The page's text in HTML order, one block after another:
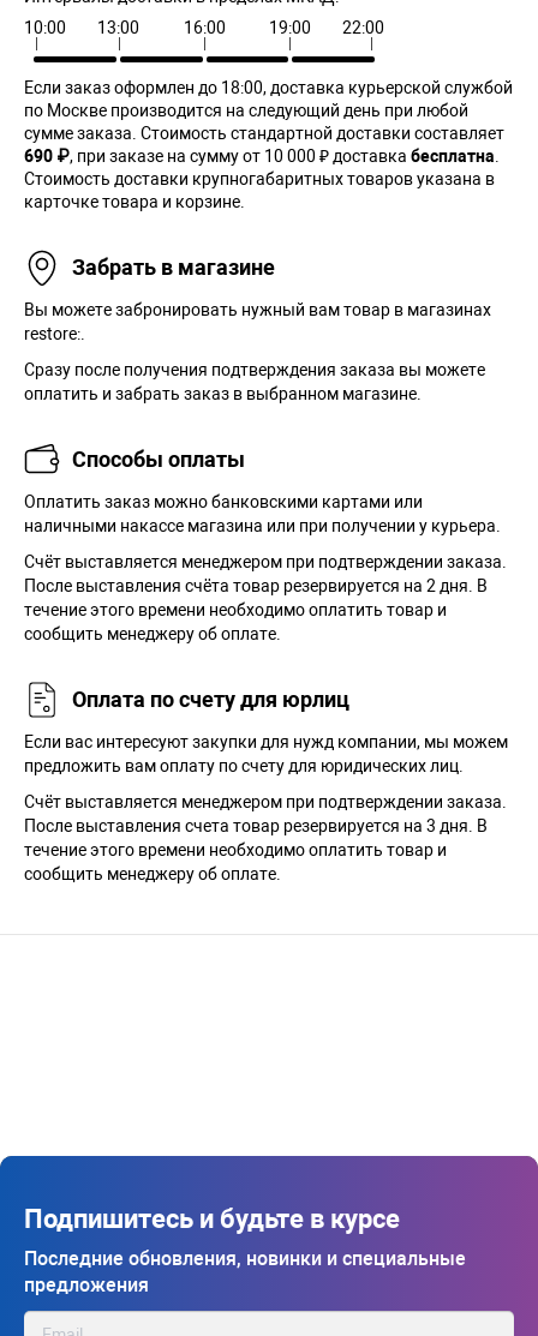
10:00
13:00 16:00 19:00 22:00
Если заказ оформлен до 18:00, доставка курьерской службой
по Москве производится на следующий день при любой
сумме заказа. Cтоимость стандартной доставки составляет
690 ₽, при заказе на сумму от 10 000 ₽ доставка бесплатна
Стоимость доставки крупногабаритных товаров указана в
карточке товара и корзине.
Забрать в магазине
Вы можете забронировать нужный вам товар в магазинах
restore:.
Сразу после получения подтверждения заказа вы можете
оплатить и забрать заказ в выбранном магазине.
Способы оплаты
Оплатить заказ можно банковскими картами или
наличными накассе магазина или при получении у курьера.
Cчёт выставляется менеджером при подтверждении заказа.
После выставления счёта товар резервируется на 2 дня. В
течение этого времени необходимо оплатить товар и
сообщить менеджеру об оплате.
Оплата по счету для юрлиц
Если вас интересуют закупки для нужд компании, мы можем
предложить вам оплату по счету для юридических лиц.
Счёт выставляется менеджером при подтверждении заказа.
После выставления счета товар резервируется на 3 дня. В
течение этого времени необходимо оплатить товар и
сообщить менеджеру об оплате.
Подпишитесь и будьте в курсе
Последние обновления, новинки и специальные
предложения